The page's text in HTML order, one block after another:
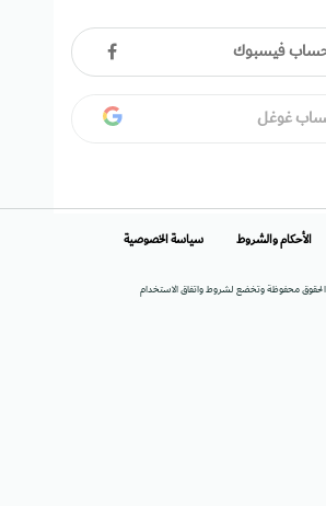
فيسبوك
غوغل
محفوظة وتخضع لشروط واتفاق الاستخدام
الأحكام والشروط سياسة الخصوصية